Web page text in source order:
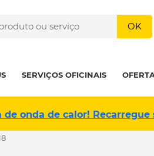
OK
SERVIÇOS OFICINAIS
de onda de calor!